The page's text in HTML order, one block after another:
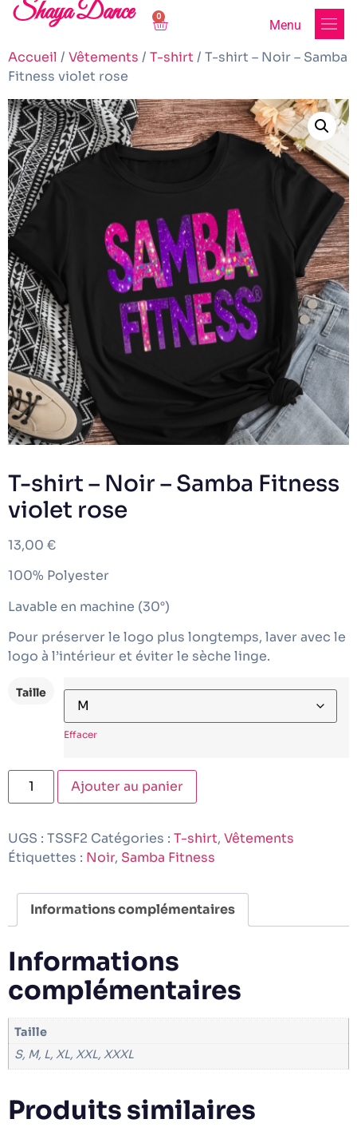
Shaya Dance 0
Menu
Accueil / Vêtements / T-shirt / T-shirt – Noir – Samba
Fitness violet rose
T-shirt – Noir – Samba Fitness
violet rose
13,00 €
100% Polyester
Lavable en machine (30°)
Pour préserver le logo plus longtemps, laver avec le
logo à l’intérieur et éviter le sèche linge.
Taille
Effacer
Ajouter au panier
UGS : TSSF2 Catégories : T-shirt, Vêtements
Étiquettes : Noir, Samba Fitness
Informations complémentaires
Informations
complémentaires
Taille
S, M, L, XL, XXL, XXXL
Produits similaires